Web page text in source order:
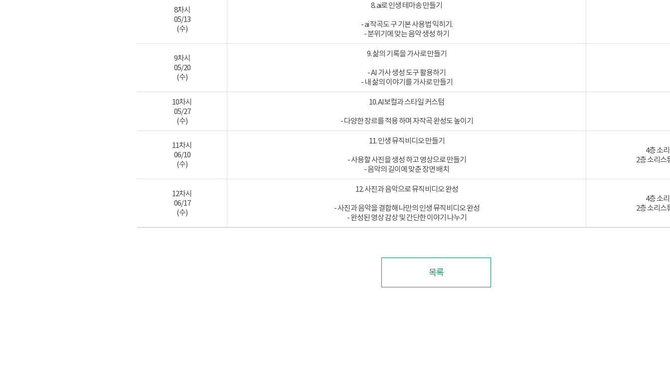
8차시
05/13
(수)
8. ai로 인생 테마송 만들기
- ai 작곡도 구 기본 사용법 익히기.
- 분위기에 맞는 음악 생성 하기
9차시
05/20
(수)
9. 삶의 기록을 가사로 만들기
- AI 가사 생성 도구 활용하기
- 내 삶의 이야기를 가사로 만들기
10차시
05/27
(수)
10. AI보컬과 스타일 커스텀
- 다양한 장르를 적용 하며 자작곡 완성도 높이기
11차시
06/10
(수)
11. 인생 뮤직비디오 만들기
- 사용할 사진을 생성 하고 영상으로 만들기
- 음악의 길이에 맞춘 장면 배치
4층 소
2층 소리스
12차시
06/17
(수)
12. 사진과 음악으로 뮤직비디오 완성
- 사진과 음악을 결합해 나만의 인생 뮤직비디오 완성
- 완성된 영상 감상 및 간단한 이야기 나누기
4층 소
2층 소리스
목록